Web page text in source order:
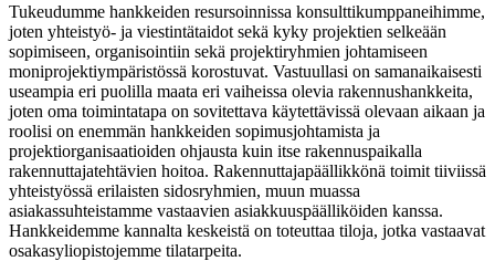
Tukeudumme hankkeiden resursoinnissa konsulttikumppaneihimme,
joten yhteistyö- ja viestintätaidot sekä kyky projektien selkeään
sopimiseen, organisointiin sekä projektiryhmien johtamiseen
moniprojektiympäristössä korostuvat. Vastuullasi on samanaikaisesti
useampia eri puolilla maata eri vaiheissa olevia rakennushankkeita,
joten oma toimintatapa on sovitettava käytettävissä olevaan aikaan ja
roolisi on enemmän hankkeiden sopimusjohtamista ja
projektiorganisaatioiden ohjausta kuin itse rakennuspaikalla
rakennuttajatehtävien hoitoa. Rakennuttajapäällikkönä toimit tiiviissä
yhteistyössä erilaisten sidosryhmien, muun muassa
asiakassuhteistamme vastaavien asiakkuuspäälliköiden kanssa.
Hankkeidemme kannalta keskeistä on toteuttaa tiloja, jotka vastaavat
osakasyliopistojemme tilatarpeita.